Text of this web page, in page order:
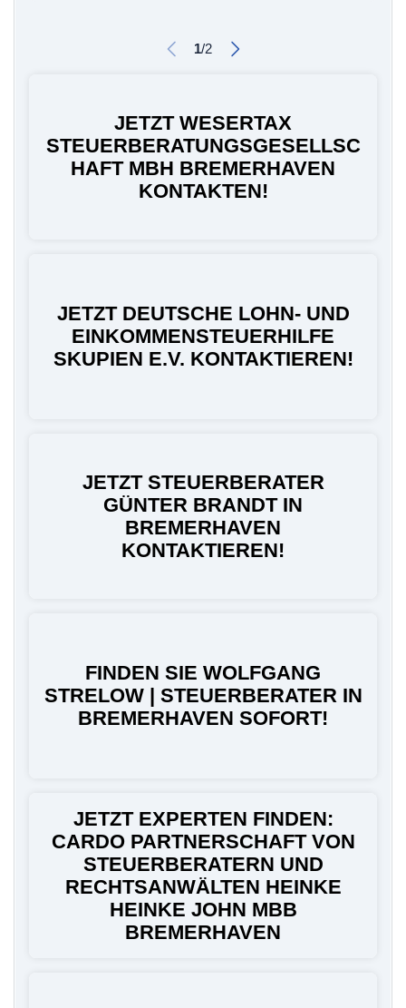
1/2
JETZT WESERTAX
STEUERBERATUNGSGESELLSC
HAFT MBH BREMERHAVEN
KONTAKTEN!
JETZT DEUTSCHE LOHN- UND
EINKOMMENSTEUERHILFE
SKUPIEN E.V. KONTAKTIEREN!
JETZT STEUERBERATER
GÜNTER BRANDT IN
BREMERHAVEN
KONTAKTIEREN!
FINDEN SIE WOLFGANG
STRELOW | STEUERBERATER IN
BREMERHAVEN SOFORT!
JETZT EXPERTEN FINDEN:
CARDO PARTNERSCHAFT VON
STEUERBERATERN UND
RECHTSANWÄLTEN HEINKE
HEINKE JOHN MBB
BREMERHAVEN